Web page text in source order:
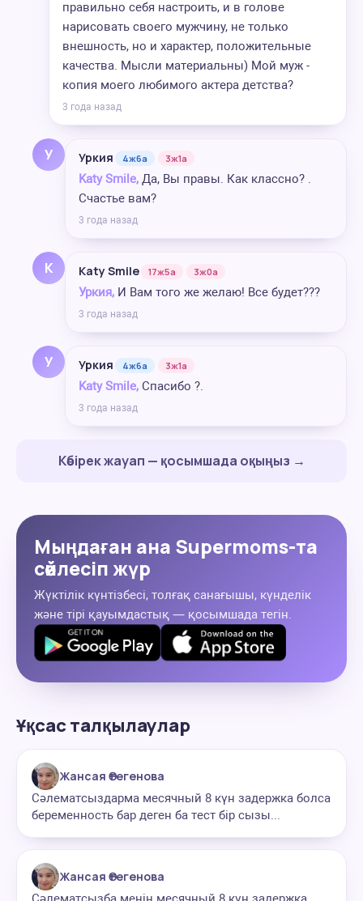
правильно себя настроить, и в голове
нарисовать своего мужчину, не только
внешность, но и характер, положительные
качества. Мысли материальны) Мой муж -
копия моего любимого актера детства?
3 года назад
У Уркия 4ж6а 3ж1а
Katy Smile, Да, Вы правы. Как классно? .
Счастье вам?
3 года назад
K Katy Smile 17ж5а 3ж0а
Уркия, И Вам того же желаю! Все будет???
3 года назад
У Уркия 4ж6а 3ж1а
Katy Smile, Спасибо ?.
3 года назад
Көбірек жауап — қосымшада оқыңыз →
Мыңдаған ана Supermoms-та
сөйлесіп жүр
Жүктілік күнтізбесі, толғақ санағышы, күнделік
және тірі қауымдастық — қосымшада тегін.
Ұқсас талқылаулар
Жансая Өтегенова
Сәлематсыздарма месячный 8 күн задержка болса
беременность бар деген ба тест бір сызы...
Жансая Өтегенова